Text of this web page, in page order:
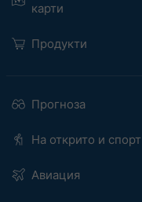
карти
Продукти
Прогноза
На открито и спорт
Авиация